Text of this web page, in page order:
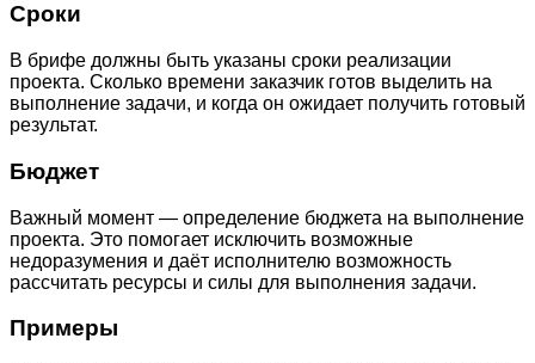
Сроки
В брифе должны быть указаны сроки реализации
проекта. Сколько времени заказчик готов выделить на
выполнение задачи, и когда он ожидает получить готовый
результат.
Бюджет
Важный момент — определение бюджета на выполнение
проекта. Это помогает исключить возможные
недоразумения и даёт исполнителю возможность
рассчитать ресурсы и силы для выполнения задачи.
Примеры